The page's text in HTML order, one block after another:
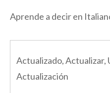
Aprende a decir en
Actualizado, Actualizar,
Actualización